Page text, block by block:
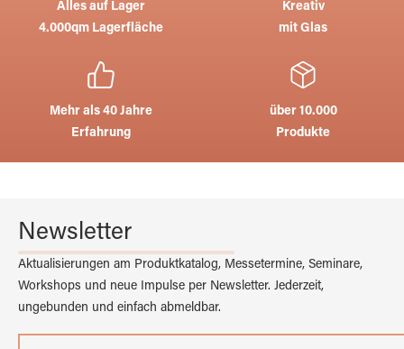
Alles auf Lager
4.000qm Lagerfläche
Kreativ
mit Glas
Mehr als 40 Jahre
Erfahrung
über 10.000
Produkte
Newsletter
Aktualisierungen am Produktkatalog, Messetermine, Seminare,
Workshops und neue Impulse per Newsletter. Jederzeit,
ungebunden und einfach abmeldbar.